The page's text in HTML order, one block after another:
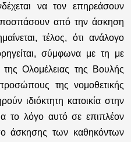
να τον επηρεάσουν
από την άσκηση
τέλος, ότι ανάλογο
σύμφωνα με τη με
Ολομέλειας της Βουλής
της νομοθετικής
ιδιόκτητη κατοικία στην
το λόγο αυτό σε επιπλέον
άσκησης των καθηκόντων